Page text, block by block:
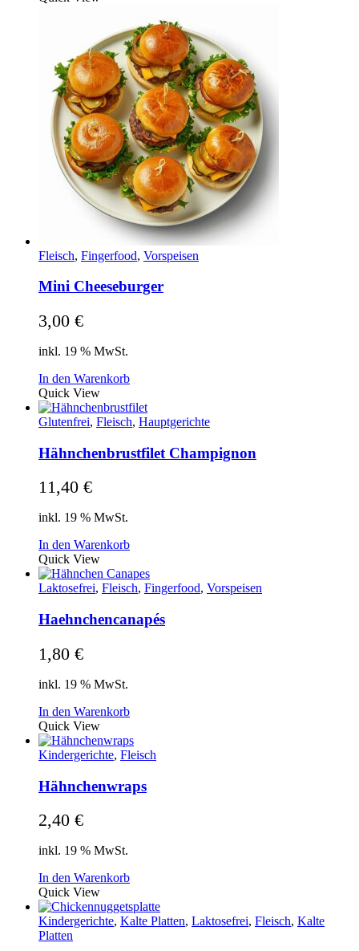
Fleisch, Fingerfood, Vorspeisen
Mini Cheeseburger
3,00 €
inkl. 19 % MwSt.
In den Warenkorb
Quick View
Glutenfrei, Fleisch, Hauptgerichte
Hähnchenbrustfilet Champignon
11,40 €
inkl. 19 % MwSt.
In den Warenkorb
Quick View
Laktosefrei, Fleisch, Fingerfood, Vorspeisen
Haehnchencanapés
1,80 €
inkl. 19 % MwSt.
In den Warenkorb
Quick View
Kindergerichte, Fleisch
Hähnchenwraps
2,40 €
inkl. 19 % MwSt.
In den Warenkorb
Quick View
Kindergerichte, Kalte Platten, Laktosefrei, Fleisch, Kalte
Platten